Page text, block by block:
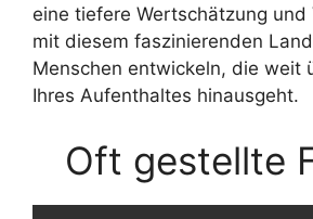
eine tiefere Wertschätzung
mit diesem faszinierenden
Menschen entwickeln, die weit
Ihres Aufenthaltes hinausgeht.
Oft gestellte